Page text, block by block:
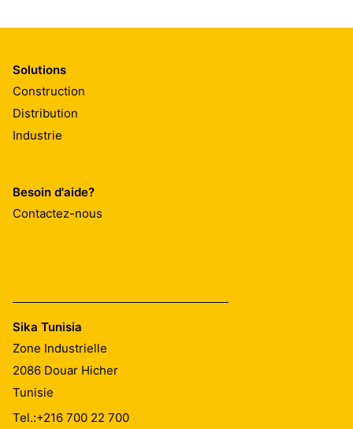
Solutions
Construction
Distribution
Industrie
Besoin d'aide?
Contactez-nous
Sika Tunisia
Zone Industrielle
2086 Douar Hicher
Tunisie
Tel.:+216 700 22 700